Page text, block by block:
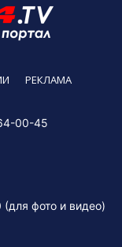
РЕКЛАМА
00-45
(для фото и видео)